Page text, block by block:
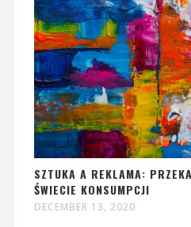
SZTUKA A REKLAMA:
ŚWIECIE KONSUMPCJI
DECEMBER 13, 2020